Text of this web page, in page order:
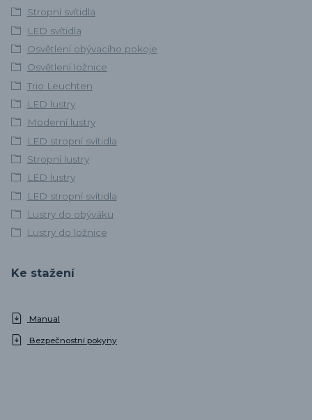
Stropní svítidla
LED svítidla
Osvětlení obývacího pokoje
Osvětlení ložnice
Trio Leuchten
LED lustry
Moderní lustry
LED stropní svítidla
Stropní lustry
LED lustry
LED stropní svítidla
Lustry do obýváku
Lustry do ložnice
Ke stažení
Manual
Bezpečnostní pokyny